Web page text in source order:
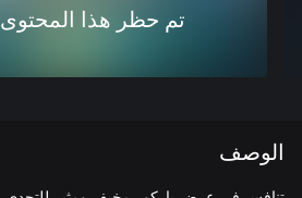
تم حظر هذا المحتوى
الوصف